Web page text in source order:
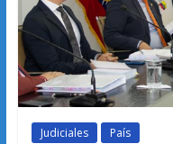
Judiciales País